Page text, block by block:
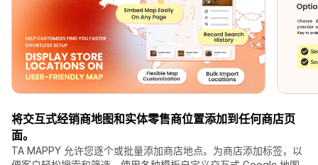
将交互式经销商地图和实体零售商位置添加到任何商店页
面。
TA MAPPY 允许您逐个或批量添加商店地点。为商店添加标签，以